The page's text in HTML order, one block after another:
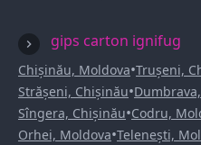
gips carton ignifug
Chișinău, Moldova•Trușeni,
Strășeni, Chișinău•
Sîngera, Chișinău•Codru,
Orhei, Moldova•Telenești,